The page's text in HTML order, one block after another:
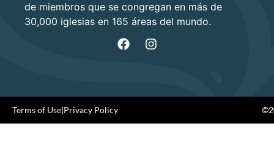
de miembros que se congregan en más de
30,000 iglesias en 165 áreas del mundo.
Terms of Use|Privacy Policy